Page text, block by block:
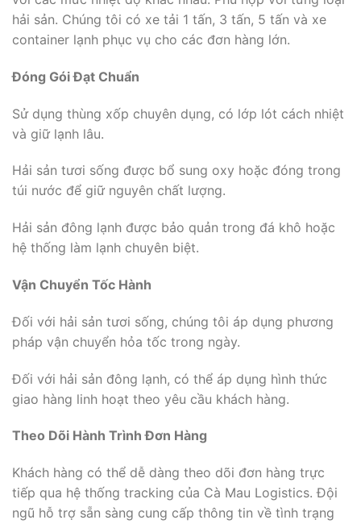
hải sản. Chúng tôi có xe tải 1 tấn, 3 tấn, 5 tấn và xe
container lạnh phục vụ cho các đơn hàng lớn.
Đóng Gói Đạt Chuẩn
Sử dụng thùng xốp chuyên dụng, có lớp lót cách nhiệt
và giữ lạnh lâu.
Hải sản tươi sống được bổ sung oxy hoặc đóng trong
túi nước để giữ nguyên chất lượng.
Hải sản đông lạnh được bảo quản trong đá khô hoặc
hệ thống làm lạnh chuyên biệt.
Vận Chuyển Tốc Hành
Đối với hải sản tươi sống, chúng tôi áp dụng phương
pháp vận chuyển hỏa tốc trong ngày.
Đối với hải sản đông lạnh, có thể áp dụng hình thức
giao hàng linh hoạt theo yêu cầu khách hàng.
Theo Dõi Hành Trình Đơn Hàng
Khách hàng có thể dễ dàng theo dõi đơn hàng trực
tiếp qua hệ thống tracking của Cà Mau Logistics. Đội
ngũ hỗ trợ sẵn sàng cung cấp thông tin về tình trạng